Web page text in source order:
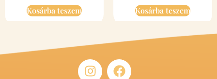
Kosárba teszem Kosárba teszem